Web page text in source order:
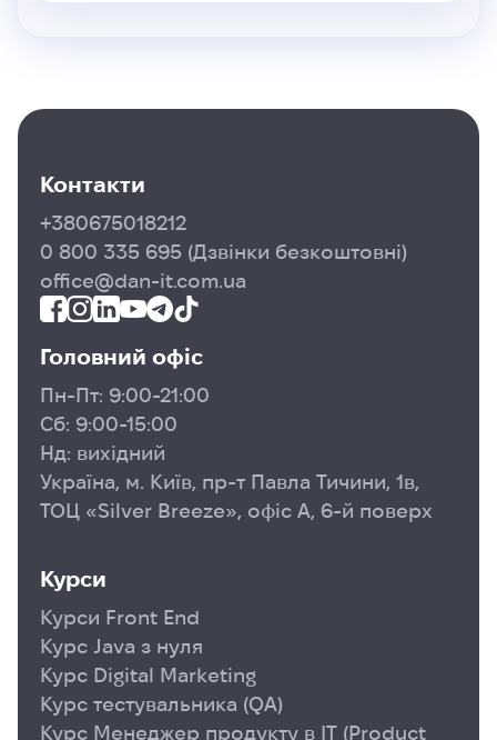
Контакти
+380675018212
0 800 335 695 (Дзвінки безкоштовні)
office@dan-it.com.ua
Головний офіс
Пн-Пт: 9:00-21:00
Сб: 9:00-15:00
Нд: вихідний
Україна, м. Київ, пр-т Павла Тичини, 1в,
ТОЦ «Silver Breeze», офіс А, 6-й поверх
Курси
Курси Front End
Курс Java з нуля
Курс Digital Marketing
Курс тестувальника (QA)
Курс Менеджер продукту в ІТ (Product